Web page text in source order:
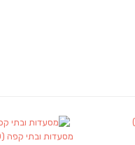
מסעדות ובתי קפה (10)